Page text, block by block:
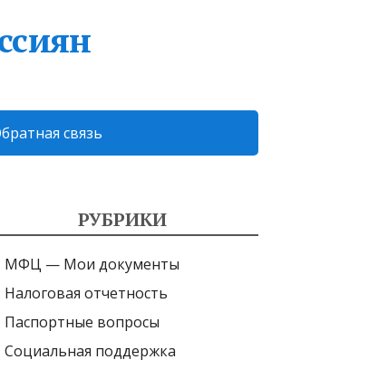
связь
РУБРИКИ
МФЦ — Мои документы
Налоговая отчетность
Паспортные вопросы
Социальная поддержка